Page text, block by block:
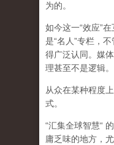
为的。
如今这一“效应”
是“名人”专栏，
得广泛认同。媒
理甚至不是逻辑。
从众在某种程度
式。
“汇集全球智慧“
庸乏味的地方，